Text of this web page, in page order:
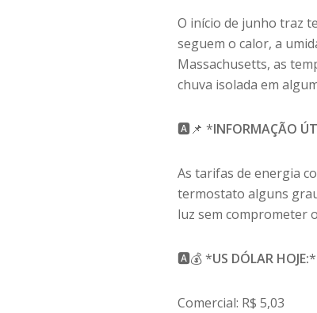
O início de junho traz
seguem o calor, a
Massachusetts, as
chuva isolada em
🅰️📌 *INFORMAÇÃO
As tarifas de energia
termostato alguns
luz sem comprometer
🅰️💰 *US DÓLAR HOJE:*
Comercial: R$ 5,03